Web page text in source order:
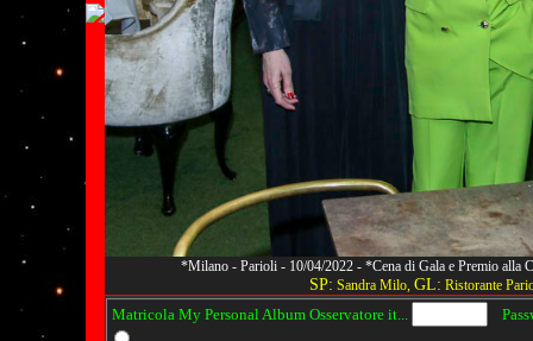
*Milano - Parioli - 10/04/2022 - *Cena di Gala e Premio
SP: Sandra Milo, GL: Ristorante
Matricola My Personal Album Osservatore it...